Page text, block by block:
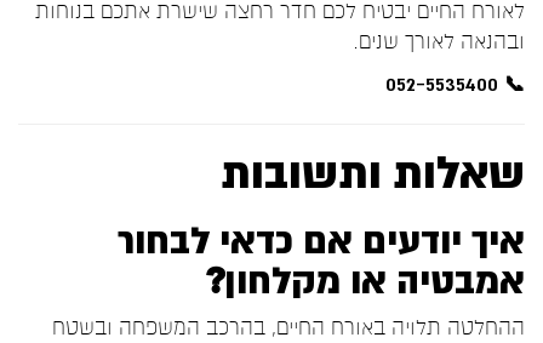
לאורח החיים יבטיח לכם חדר רחצה שישרת אתכם בנוחות
ובהנאה לאורך שנים.
📞 052-5535400
שאלות ותשובות
איך יודעים אם כדאי לבחור
אמבטיה או מקלחון?
ההחלטה תלויה באורח החיים, בהרכב המשפחה ובשטח